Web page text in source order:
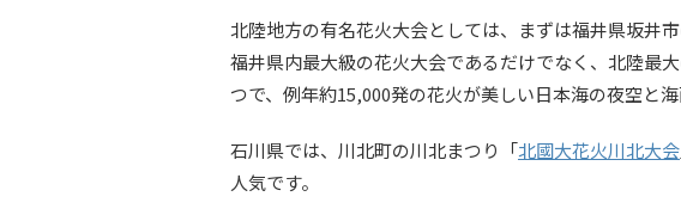
北陸地方の有名花火大会としては、まずは福井県坂井
福井県内最大級の花火大会であるだけでなく、北陸最
つで、例年約15,000発の花火が美しい日本海の夜空と海
石川県では、川北町の川北まつり「北國大花火川北大会
人気です。